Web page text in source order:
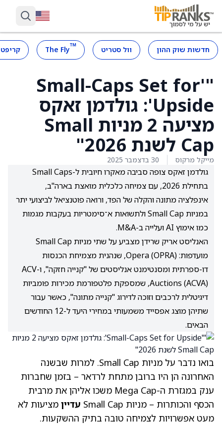
חדשות שוק ההון וול סטריט ™
The Fly
"'Small-Caps Set for
Upside': גולדמן זאקס
מציעה 2 מניות Small
Cap לשנת 2026"
מייקל מרקוס 30 בדצמבר 2025
גולדמן זאקס צופה סביבה מאקרו חיובית ל-Small Caps
בתחילת 2026, עם צמיחה כלכלית מואצת בארה"ב,
אינפלציה מתונה והקלה של הפד, ורואה פוטנציאל לביצועי יתר
במניות Small Cap ולתשואות א־סימטריות בעקבות מגמות
כמו אימוץ AI ועלייה ב-M&A.
האנליסט אריק שרידן מצביע על שתי מניות Small Cap
מועדפות: Opera (OPRA), שנהנית מצמיחת הכנסות
דו-ספרתית ומסנטימנט אנליסטים של "קנייה חזקה", ו-ACV
Auctions (ACVA), שמספקת פלטפורמת מכירות פומביות
דיגיטלית לרכבים וזוכה לדירוג "קנייה מתונה", כאשר עבור
שתיהן מוצג אפסייד משמעותי במחירי היעד ל-12 החודשים
הבאים.
בואו נדבר על מניות Small Cap. למרות שבשנה
האחרונה הן היו ברובן מתחת לרדאר – בזמן שחברות
ענק במגזרת ה-Mega Cap משכו אליהן את מרבית
הכסף והכותרות – מניות Small Cap
עדיין מציעות לא
מעט אפשרויות לצמיחה טובה בתיק ההשקעות.